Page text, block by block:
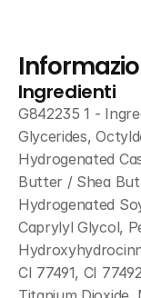
Ingredienti
G842235 1 -
Glycerides,
Hydrogenated
Butter / Shea
Hydrogenated
Caprylyl Glycol,
CI 77491, CI